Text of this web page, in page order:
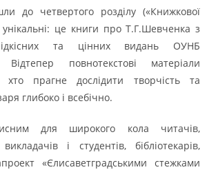
до четвертого розділу («Книжкової
унікальні: це книги про Т.Г.Шевченка з
та цінних видань ОУНБ
Відтепер повнотекстові матеріали
хто прагне дослідити творчість та
глибоко і всебічно.
для широкого кола читачів,
і студентів, бібліотекарів,
«Єлисаветградськими стежками